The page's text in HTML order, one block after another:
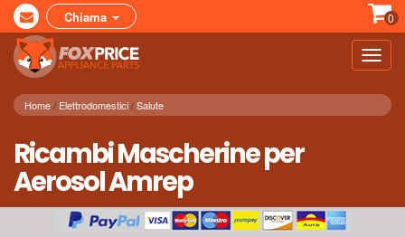
Chiama 0
Home Elettrodomestici Salute
Ricambi Mascherine per
Aerosol Amrep